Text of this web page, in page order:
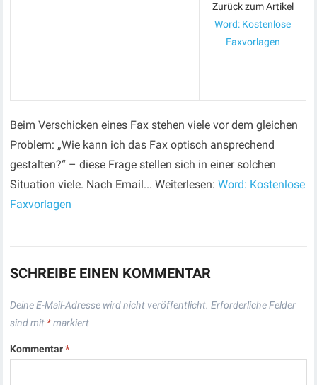
Zurück zum Artikel
Word: Kostenlose
Faxvorlagen
Beim Verschicken eines Fax stehen viele vor dem gleichen
Problem: „Wie kann ich das Fax optisch ansprechend
gestalten?“ – diese Frage stellen sich in einer solchen
Situation viele. Nach Email... Weiterlesen:Word: Kostenlose
Faxvorlagen
SCHREIBE EINEN KOMMENTAR
Deine E-Mail-Adresse wird nicht veröffentlicht. Erforderliche Felder
sind mit *markiert
Kommentar*